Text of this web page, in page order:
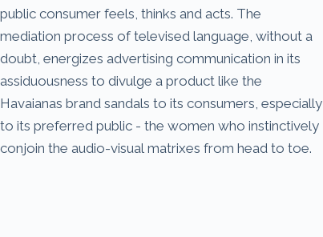
public consumer feels, thinks and acts. The
mediation process of televised language, without a
doubt, energizes advertising communication in its
assiduousness to divulge a product like the
Havaianas brand sandals to its consumers, especially
to its preferred public - the women who instinctively
conjoin the audio-visual matrixes from head to toe.